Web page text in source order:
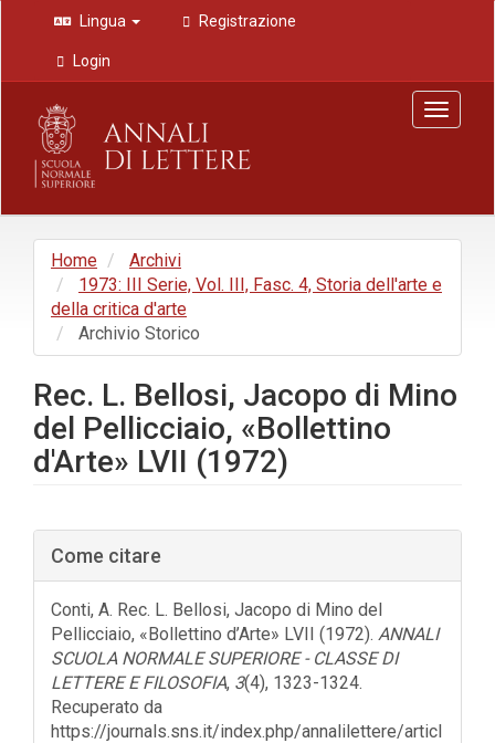
Navigazione
principale
Contenuto
principale
Barra
laterale
Lingua Registrazione
Login
Toggle
Home
Archivi
1973: III Serie, Vol. III, Fasc. 4, Storia dell'arte e
della critica d'arte
Archivio Storico
Rec. L. Bellosi, Jacopo di Mino
del Pellicciaio, «Bollettino
d'Arte» LVII (1972)
Barra
laterale
dell'articolo
Come citare
Conti, A. Rec. L. Bellosi, Jacopo di Mino del
Pellicciaio, «Bollettino d’Arte» LVII (1972). ANNALI
SCUOLA NORMALE SUPERIORE - CLASSE DI
LETTERE E FILOSOFIA, 3(4), 1323-1324.
Recuperato da
https://journals.sns.it/index.php/annalilettere/articl